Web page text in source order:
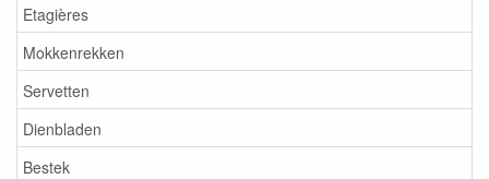
Etagières
Mokkenrekken
Servetten
Dienbladen
Bestek